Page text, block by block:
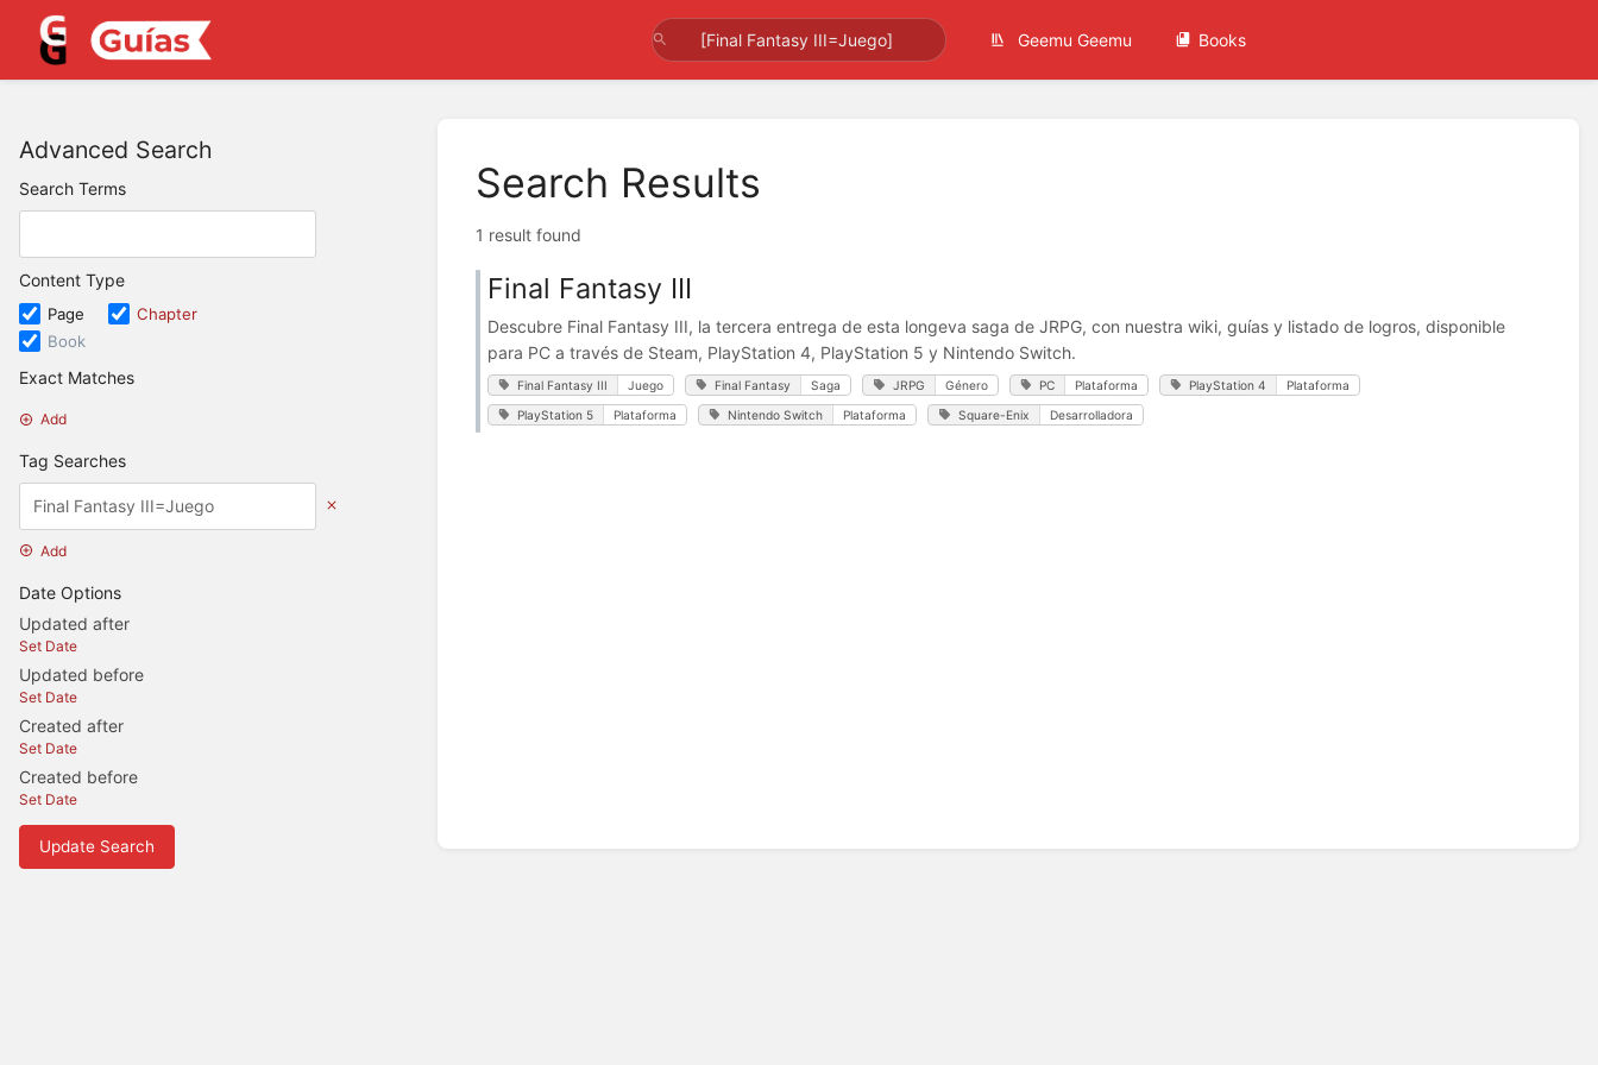
Geemu Geemu Books
Advanced Search
Search Terms
Content Type
Page
Chapter
Book
Exact Matches
Add
Tag Searches
Add
Date Options
Updated after
Set Date
Updated before
Set Date
Created after
Set Date
Created before
Set Date
Update Search
Search Results
1 result found
Final Fantasy III
Descubre Final Fantasy III, la tercera entrega de esta longeva saga de JRPG, con nuestra wiki, guías y listado de logros, disponible
para PC a través de Steam, PlayStation 4, PlayStation 5 y Nintendo Switch.
Final Fantasy III Juego Final Fantasy Saga JRPG Género PC Plataforma PlayStation 4 Plataforma
PlayStation 5 Plataforma Nintendo Switch Plataforma Square-Enix Desarrolladora